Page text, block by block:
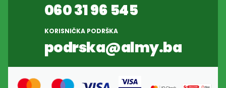
060 31 96 545
KORISNIČKA PODRŠKA
podrska@almy.ba